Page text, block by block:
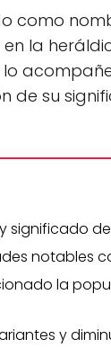
como
la
de su
significado
notables
la
y